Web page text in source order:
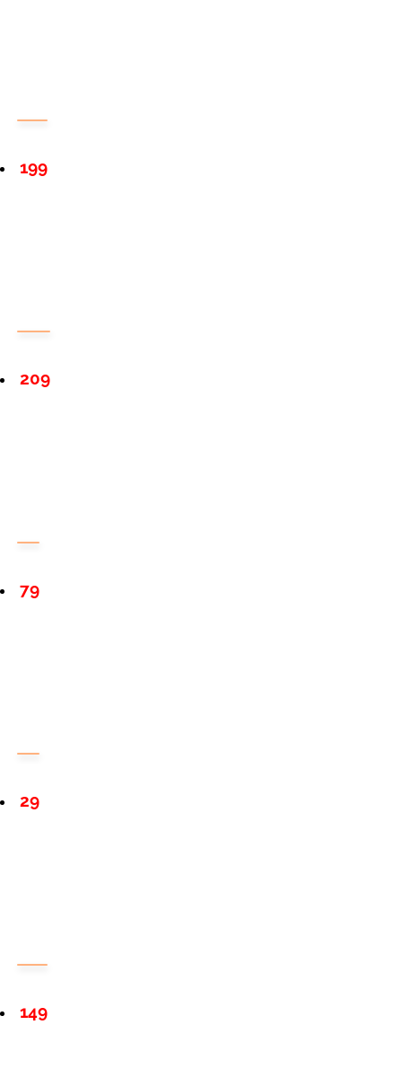
199
209
79
29
149